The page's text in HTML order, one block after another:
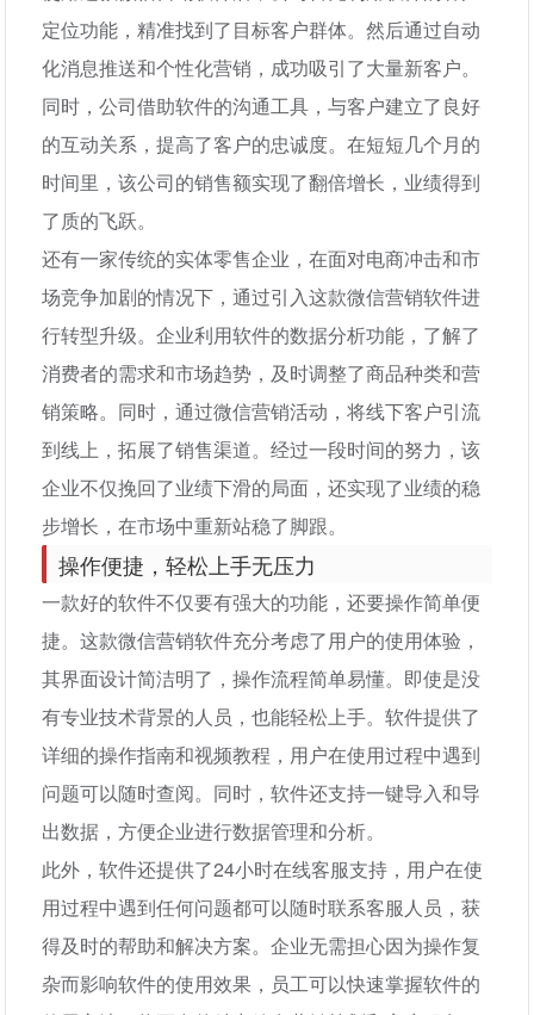
定位功能，精准找到了目标客户群体。然后通过自动
化消息推送和个性化营销，成功吸引了大量新客户。
同时，公司借助软件的沟通工具，与客户建立了良好
的互动关系，提高了客户的忠诚度。在短短几个月的
时间里，该公司的销售额实现了翻倍增长，业绩得到
了质的飞跃。
还有一家传统的实体零售企业，在面对电商冲击和市
场竞争加剧的情况下，通过引入这款微信营销软件进
行转型升级。企业利用软件的数据分析功能，了解了
消费者的需求和市场趋势，及时调整了商品种类和营
销策略。同时，通过微信营销活动，将线下客户引流
到线上，拓展了销售渠道。经过一段时间的努力，该
企业不仅挽回了业绩下滑的局面，还实现了业绩的稳
步增长，在市场中重新站稳了脚跟。
操作便捷，轻松上手无压力
一款好的软件不仅要有强大的功能，还要操作简单便
捷。这款微信营销软件充分考虑了用户的使用体验，
其界面设计简洁明了，操作流程简单易懂。即使是没
有专业技术背景的人员，也能轻松上手。软件提供了
详细的操作指南和视频教程，用户在使用过程中遇到
问题可以随时查阅。同时，软件还支持一键导入和导
出数据，方便企业进行数据管理和分析。
此外，软件还提供了24小时在线客服支持，用户在使
用过程中遇到任何问题都可以随时联系客服人员，获
得及时的帮助和解决方案。企业无需担心因为操作复
杂而影响软件的使用效果，员工可以快速掌握软件的